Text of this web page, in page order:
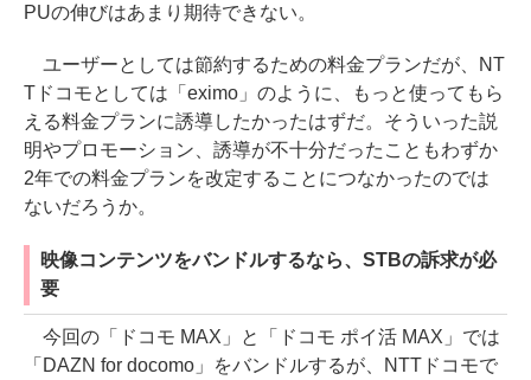
PUの伸びはあまり期待できない。
ユーザーとしては節約するための料金プランだが、NT
Tドコモとしては「eximo」のように、もっと使ってもら
える料金プランに誘導したかったはずだ。そういった説
明やプロモーション、誘導が不十分だったこともわずか
2年での料金プランを改定することにつなかったのでは
ないだろうか。
映像コンテンツをバンドルするなら、STBの訴求が必
要
今回の「ドコモ MAX」と「ドコモ ポイ活 MAX」では
「DAZN for docomo」をバンドルするが、NTTドコモで